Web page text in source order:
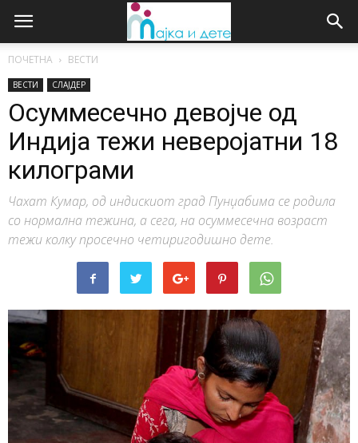
ПОЧЕТНА ВЕСТИ
ВЕСТИ СЛАЈДЕР
Осуммесечно девојче од
Индија тежи неверојатни 18
килограми
Чахат Кумар, од индискиот град Пунџабима се родила
со нормална тежина, а сега, на осуммесечна возраст
тежи колку просечно четиригодишно дете.